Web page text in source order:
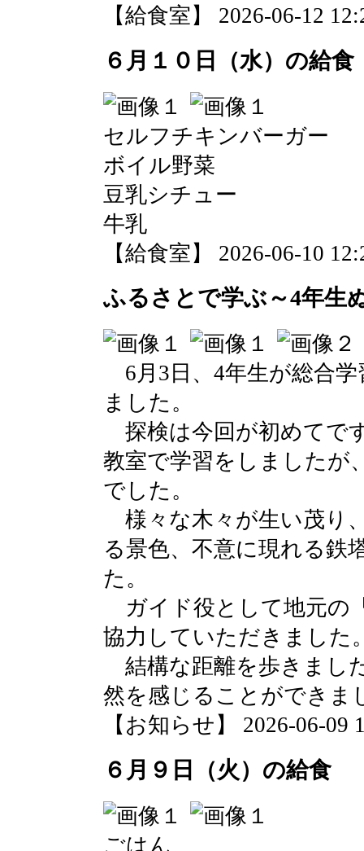
【給食室】 2026-06-12
６月１０日（水）の給食
セルフチキンバーガー
ボイル野菜
豆乳シチュー
牛乳
【給食室】 2026-06-10
ふるさとで学ぶ～4年生
6月3日、4年生が総合
ました。
探検は今回が初めてで
教室で学習をしましたが
でした。
様々な木々が生い茂り
る景色、不意に現れる鉄
た。
ガイド役として地元の
協力していただきました
結構な距離を歩きまし
然を感じることができま
【お知らせ】 2026-06-09
６月９日（火）の給食
ごはん